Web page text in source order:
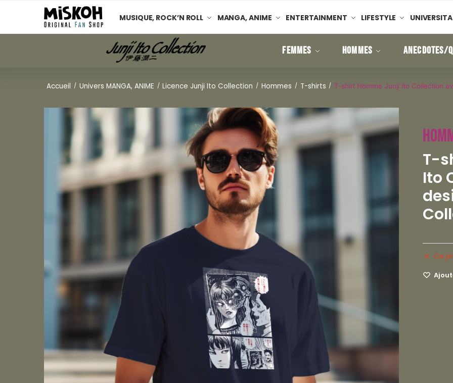
MUSIQUE, ROCK’N ROLL MANGA, ANIME ENTERTAINMENT LIFESTYLE
FEMMES HOMMES ANECDOTES/
Accueil / Univers MANGA, ANIME / Licence Junji Ito Collection / Hommes / T-shirts / T-shirt Homme Junji Ito Collection
T-
Ito
Ce